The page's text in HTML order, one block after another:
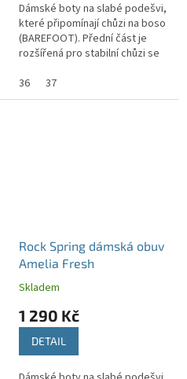
Dámské boty na slabé podešvi,
které připomínají chůzi na boso
(BAREFOOT). Přední část je
rozšířená pro stabilní chůzi se
36
37
Rock Spring dámská obuv
Amelia Fresh
Skladem
1 290 Kč
DETAIL